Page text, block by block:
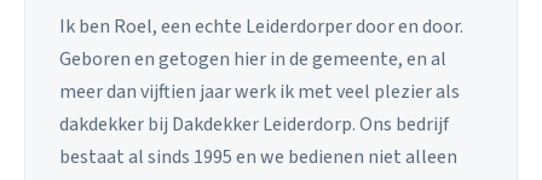
Ik ben Roel, een echte Leiderdorper door en door.
Geboren en getogen hier in de gemeente, en al
meer dan vijftien jaar werk ik met veel plezier als
dakdekker bij Dakdekker Leiderdorp. Ons bedrijf
bestaat al sinds 1995 en we bedienen niet alleen